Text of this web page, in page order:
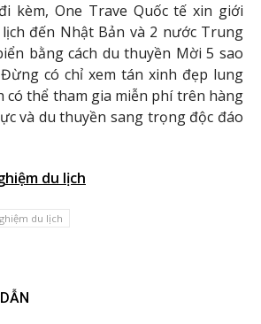
kèm, One Trave Quốc tế xin giới
đến Nhật Bản và 2 nước Trung
bằng cách du thuyền Mời 5 sao
Đừng có chỉ xem tán xinh đẹp lung
có thể tham gia miễn phí trên hàng
và du thuyền sang trọng độc đáo
du lịch
du lịch